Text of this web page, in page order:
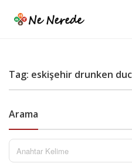
Tag: eskişehir drunken
Arama